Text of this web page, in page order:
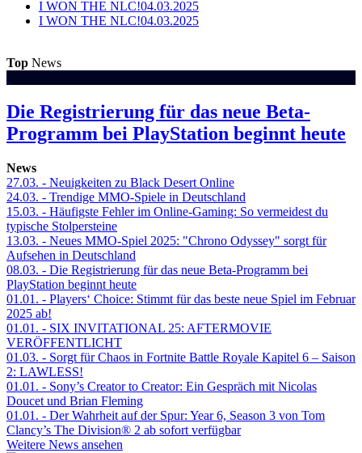
I WON THE NLC!04.03.2025
I WON THE NLC!04.03.2025
Top News
Die Registrierung für das neue Beta-
Programm bei PlayStation beginnt heute
News
27.03. - Neuigkeiten zu Black Desert Online
24.03. - Trendige MMO-Spiele in Deutschland
15.03. - Häufigste Fehler im Online-Gaming: So vermeidest du
typische Stolpersteine
13.03. - Neues MMO-Spiel 2025: "Chrono Odyssey" sorgt für
Aufsehen in Deutschland
08.03. - Die Registrierung für das neue Beta-Programm bei
PlayStation beginnt heute
01.01. - Players‘ Choice: Stimmt für das beste neue Spiel im Februar
2025 ab!
01.01. - SIX INVITATIONAL 25: AFTERMOVIE
VERÖFFENTLICHT
01.03. - Sorgt für Chaos in Fortnite Battle Royale Kapitel 6 – Saison
2: LAWLESS!
01.01. - Sony’s Creator to Creator: Ein Gespräch mit Nicolas
Doucet und Brian Fleming
01.01. - Der Wahrheit auf der Spur: Year 6, Season 3 von Tom
Clancy’s The Division® 2 ab sofort verfügbar
Weitere News ansehen